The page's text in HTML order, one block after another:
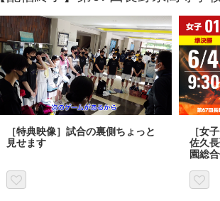
［特典映像］試合の裏側ちょっと
見せます
［女
佐久
園総